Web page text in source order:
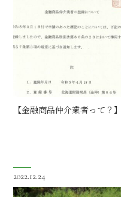
【金融商品仲介業者って？】
2022.12.24